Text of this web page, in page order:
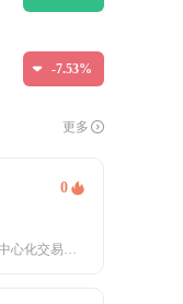
-7.53%
更多
0
DFYN是一个专注于数字货币交易的多链去中心化交易平台，它最初建立在Polygon网络上，